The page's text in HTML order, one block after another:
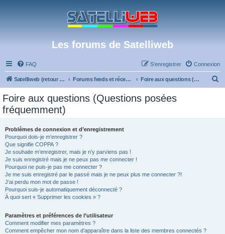
Les forums de Satelliweb
FAQ Connexion
S’enregistrer
Satelliweb (retour vers le site) Forums feeds et réception TV numérique Foire aux questions (Questions posées fréquemment)
Foire aux questions (Questions posées
fréquemment)
Problèmes de connexion et d’enregistrement
Pourquoi dois-je m’enregistrer ?
Que signifie COPPA ?
Je souhaite m’enregistrer, mais je n’y parviens pas !
Je suis enregistré mais je ne peux pas me connecter !
Pourquoi ne puis-je pas me connecter ?
Je me suis enregistré par le passé mais je ne peux plus me connecter ?!
J’ai perdu mon mot de passe !
Pourquoi suis-je automatiquement déconnecté ?
À quoi sert « Supprimer les cookies » ?
Paramètres et préférences de l’utilisateur
Comment modifier mes paramètres ?
Comment empêcher mon nom d’apparaître dans la liste des membres connectés ?